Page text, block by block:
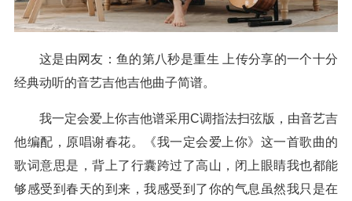
这是由网友：鱼的第八秒是重生 上传分享的一个十分
经典动听的音艺吉他吉他曲子简谱。
我一定会爱上你吉他谱采用C调指法扫弦版，由音艺吉
他编配，原唱谢春花。《我一定会爱上你》这一首歌曲的
歌词意思是，背上了行囊跨过了高山，闭上眼睛我也都能
够感受到春天的到来，我感受到了你的气息虽然我只是在